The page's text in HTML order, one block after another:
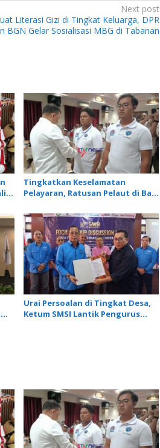
Next post
Literasi Gizi di Tingkat Keluarga, DPR
BGN Gelar Sosialisasi MBG di Tabanan
Tingkatkan Keselamatan
Pelayaran, Ratusan Pelaut di Bali
Urai Persoalan di Tingkat Desa,
Ketum SMSI Lantik Pengurus